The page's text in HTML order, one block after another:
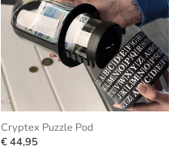
Cryptex Puzzle Pod
€ 44,95